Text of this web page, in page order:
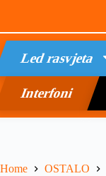
Led rasvjeta
Interfoni
Home OSTALO